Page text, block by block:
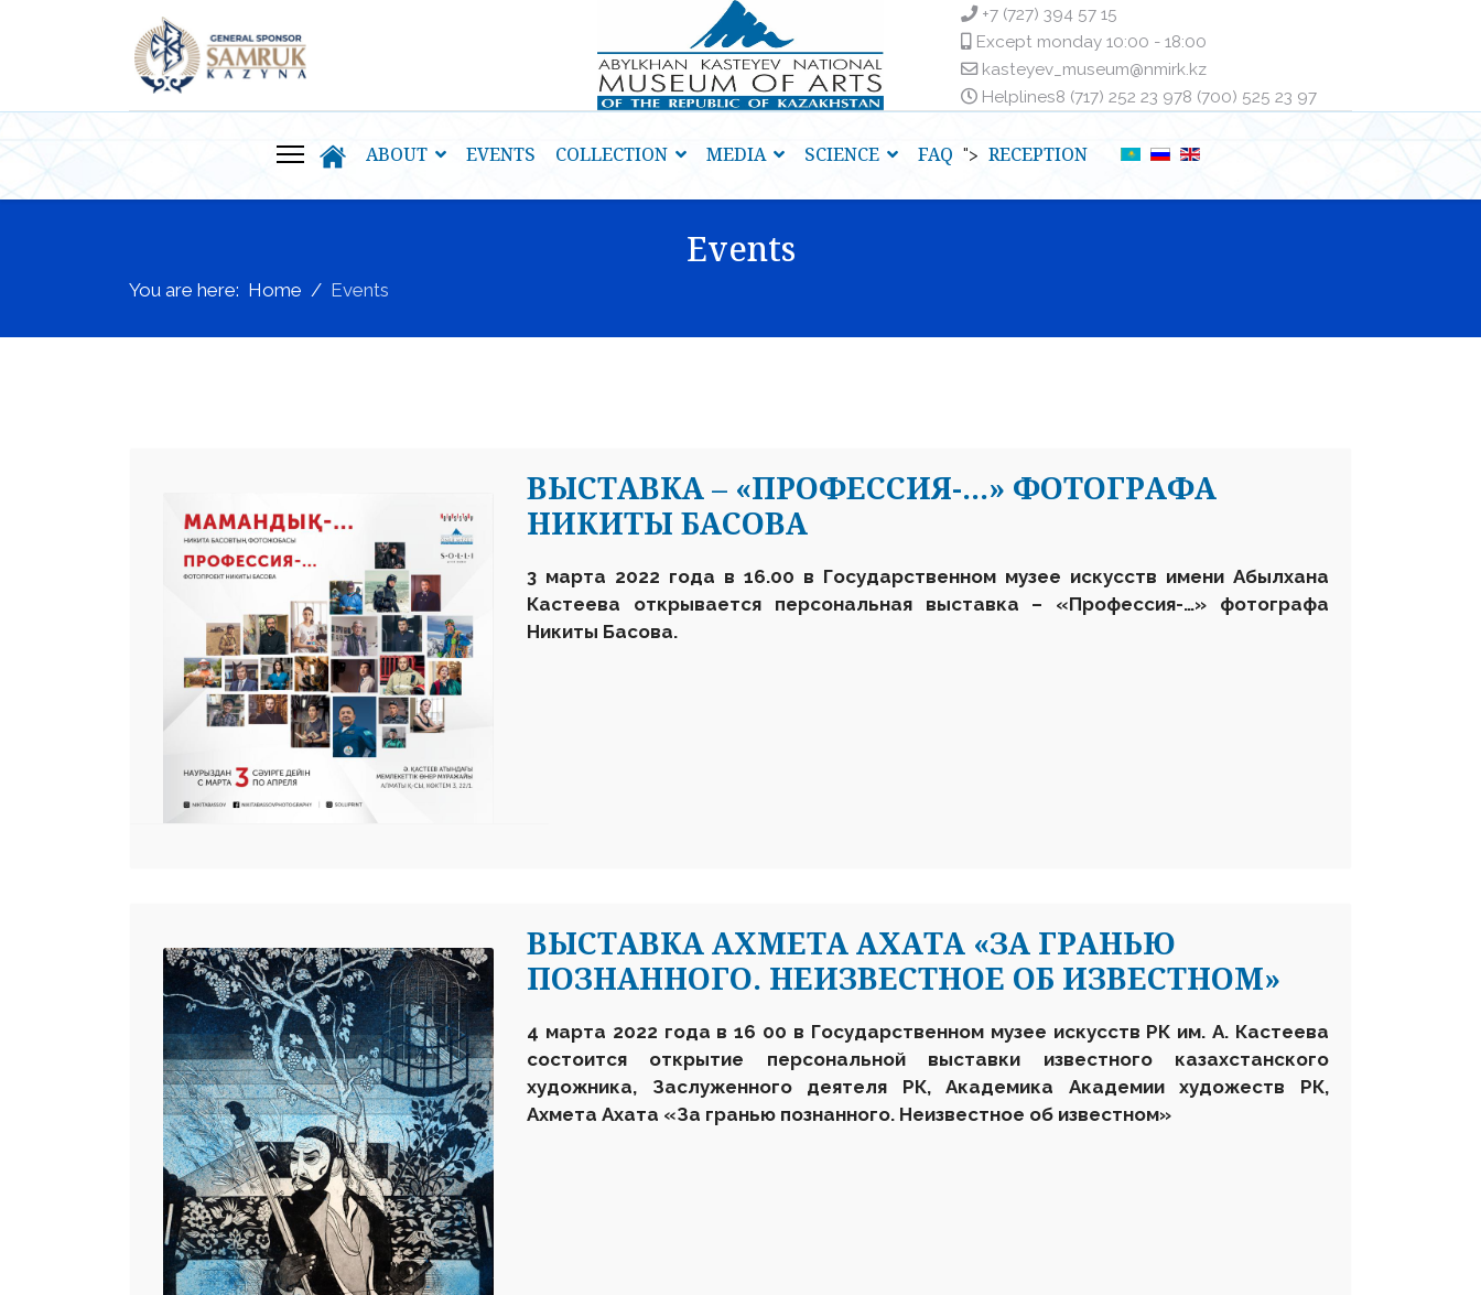
+7 (727) 394 57 15
Except monday 10:00 - 18:00
kasteyev_museum@nmirk.kz
Helplinesㅤ8 (717) 252 23 97ㅤㅤ8 (700) 525 23 97
ABOUT EVENTS COLLECTION MEDIA SCIENCE FAQ "> RECEPTION
Events
You are here: Home Events
ВЫСТАВКА – «ПРОФЕССИЯ-…» ФОТОГРАФА
НИКИТЫ БАСОВА
3 марта 2022 года в 16.00 в Государственном музее искусств имени Абылхана
Кастеева открывается персональная выставка – «Профессия-…» фотографа
Никиты Басова.
ВЫСТАВКА АХМЕТА АХАТА «ЗА ГРАНЬЮ
ПОЗНАННОГО. НЕИЗВЕСТНОЕ ОБ ИЗВЕСТНОМ»
4 марта 2022 года в 16 00 в Государственном музее искусств РК им. А. Кастеева
состоится открытие персональной выставки известного казахстанского
художника, Заслуженного деятеля РК, Академика Академии художеств РК,
Ахмета Ахата «За гранью познанного. Неизвестное об известном»